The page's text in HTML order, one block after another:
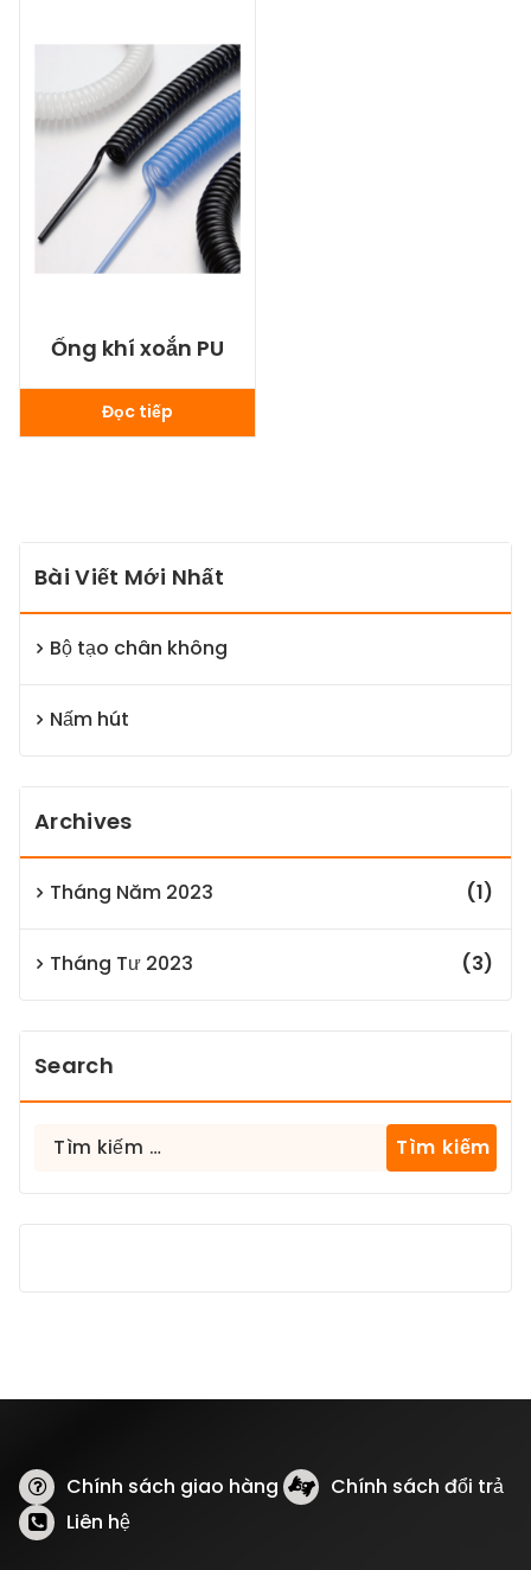
Ống khí xoắn PU
Đọc tiếp
Bài Viết Mới Nhất
Bộ tạo chân không
Nấm hút
Archives
Tháng Năm 2023 (1)
Tháng Tư 2023 (3)
Search
Tìm
Chính sách giao hàng
Chính sách đổi trả
Liên hệ